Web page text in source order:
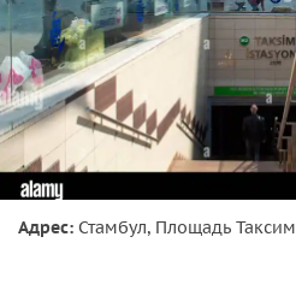
Адрес: Стамбул, Площадь Таксим